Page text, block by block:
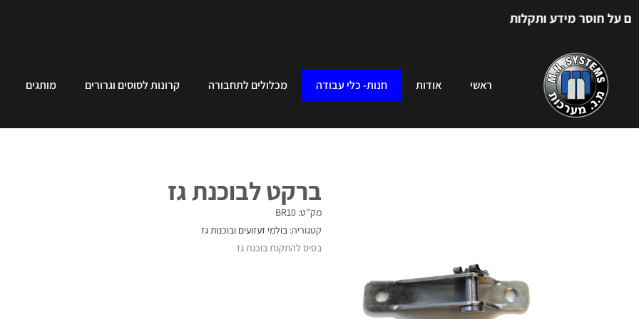
חוסר מידע ותקלות
ראשי אודות חנות- כלי עבודה מכלולים לתחבורה קרונות לסוסים וגרורים מותגים
ברקט לבוכנת גז
מק"ט: BR10
קטגוריה: בולמי זעזועים ובוכנות גז
בסיס להתקנת בוכנת גז